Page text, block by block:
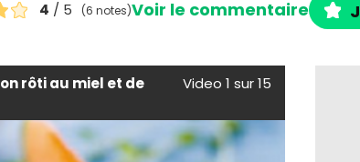
4 / 5 (6 notes)Voir le commentaire
rôti au miel et de
Video 1 sur 15